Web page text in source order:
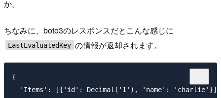
か。
ちなみに、boto3のレスポンスだとこんな感じに
LastEvaluatedKey の情報が返却されます。
{
  'Items': [{'id': Decimal('1'), 'name': 'charlie'}],